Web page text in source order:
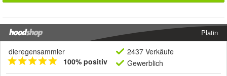
Platin
dieregensammler
100% positiv
2437 Verkäufe
Gewerblich